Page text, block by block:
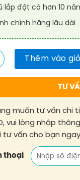
lắp đặt có hơn 10
chính hãng lâu dài
hình LED
Thêm vào
TƯ
muốn tư vấn chi
vui lòng nhập
tư vấn cho bạn
thoại